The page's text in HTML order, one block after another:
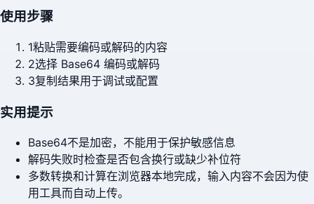
使用步骤
1粘贴需要编码或解码的内容
2选择 Base64 编码或解码
3复制结果用于调试或配置
实用提示
Base64不是加密，不能用于保护敏感信息
解码失败时检查是否包含换行或缺少补位符
多数转换和计算在浏览器本地完成，输入内容不会因为使
用工具而自动上传。